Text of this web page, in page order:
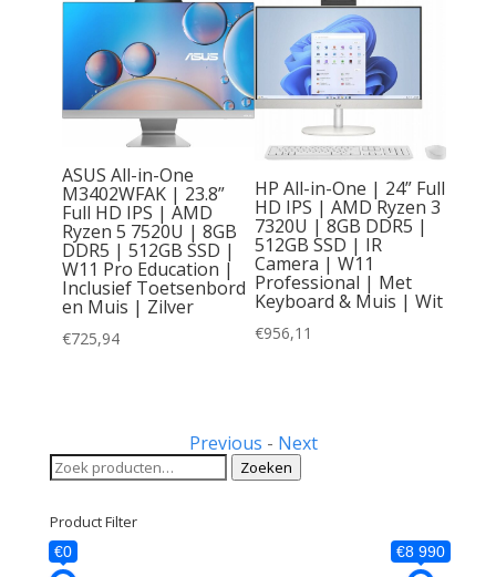
ASUS All-in-One
M3402WFAK | 23.8”
Full HD IPS | AMD
Ryzen 5 7520U | 8GB
DDR5 | 512GB SSD |
W11 Pro Education |
Inclusief Toetsenbord
en Muis | Zilver
€725,94
HP All-in-One | 24” Full
HD IPS | AMD Ryzen 3
7320U | 8GB DDR5 |
512GB SSD | IR
Camera | W11
Professional | Met
Keyboard & Muis | Wit
€956,11
Previous - Next
Zoeken
naar:
Zoeken
Product Filter
€0 €8 990